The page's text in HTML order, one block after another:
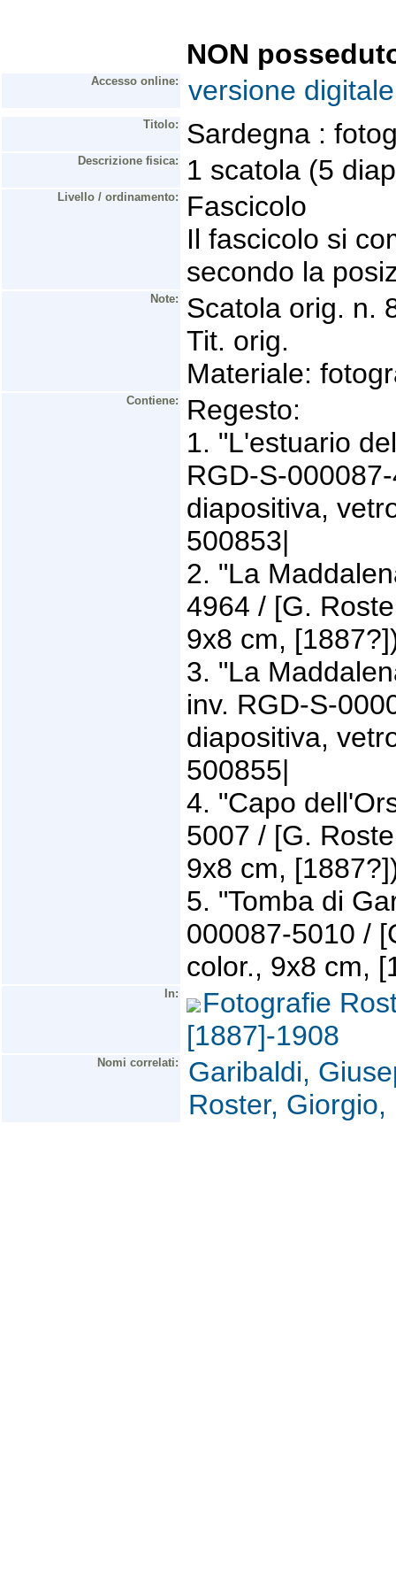
NON
Accesso online: versione digitale
Titolo: Sardegna :
Descrizione fisica: 1 scatola (5
Livello / ordinamento:
Fascicolo
Il fascicolo si
secondo la
Note:
Scatola orig. n.
Tit. orig.
Materiale:
Contiene:
Regesto:
1. "L'estuario
RGD-S-
diapositiva,
500853|
2. "La
4964 / [G.
9x8 cm,
3. "La
inv. RGD-S-
diapositiva,
500855|
4. "Capo
5007 / [G.
9x8 cm,
5. "Tomba di
000087-5010 /
color., 9x8 cm,
In:
Fotografie
[1887]-1908
Nomi correlati:
Garibaldi,
Roster,